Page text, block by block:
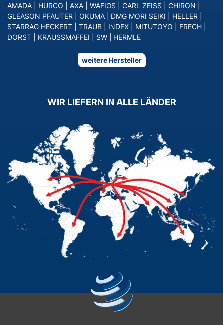
AMADA
HURCO AXA WAFIOS CARL ZEISS CHIRON
GLEASON PFAUTER
OKUMA DMG MORI SEIKI HELLER
STARRAG HECKERT
TRAUB INDEX MITUTOYO FRECH
DORST
KRAUSSMAFFEI SW HERMLE
weitere Hersteller
WIR LIEFERN IN ALLE LÄNDER